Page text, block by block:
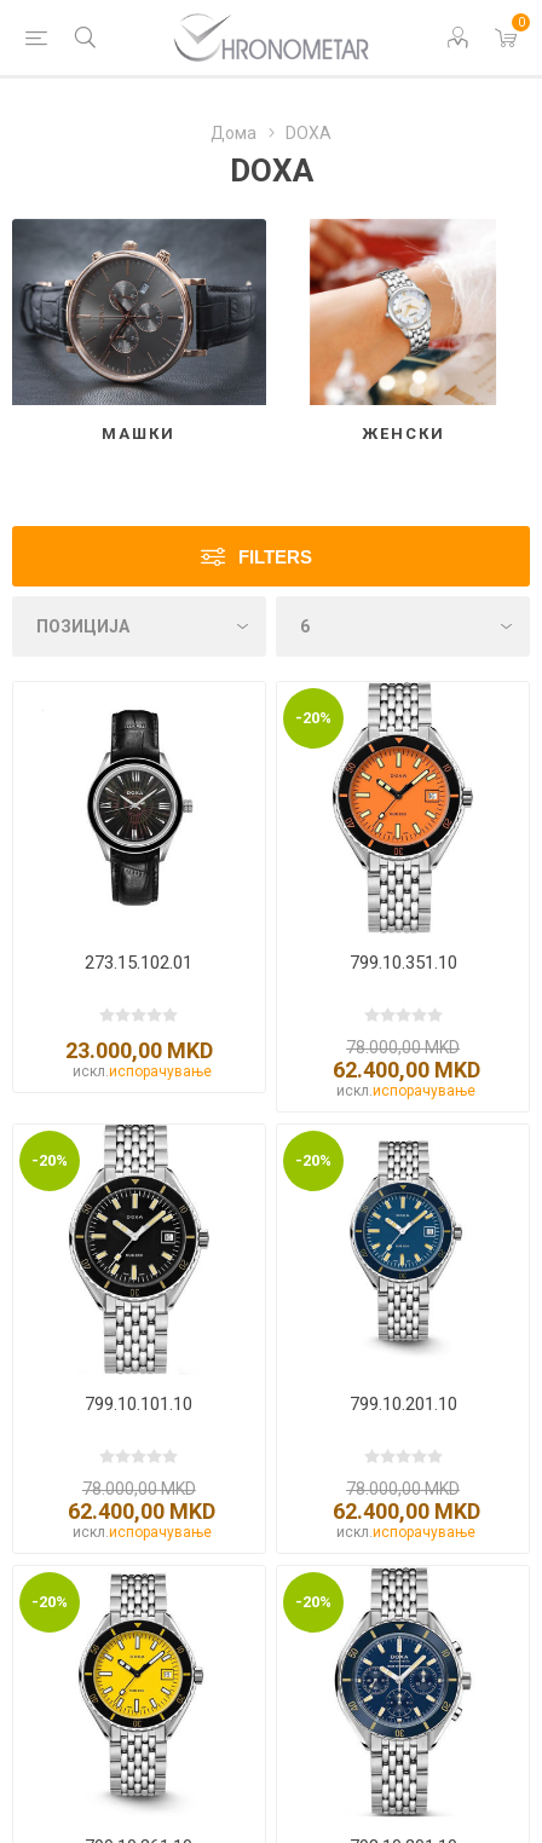
0
Дома DOXA
DOXA
МАШКИ ЖЕНСКИ
FILTERS
273.15.102.01
23.000,00 MKD
искл.испорачување
-20%
799.10.351.10
78.000,00 MKD
62.400,00 MKD
искл.испорачување
-20%
799.10.101.10
78.000,00 MKD
62.400,00 MKD
искл.испорачување
-20%
799.10.201.10
78.000,00 MKD
62.400,00 MKD
искл.испорачување
-20% -20%